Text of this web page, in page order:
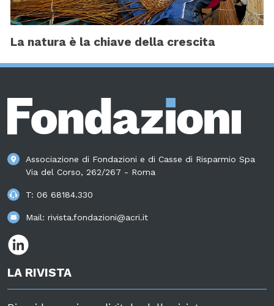
La natura è la chiave della crescita
Associazione di Fondazioni e di Casse di Risparmio Spa
Via del Corso, 262/267 - Roma
T: 06 68184.330
Mail: rivista.fondazioni@acri.it
LA RIVISTA